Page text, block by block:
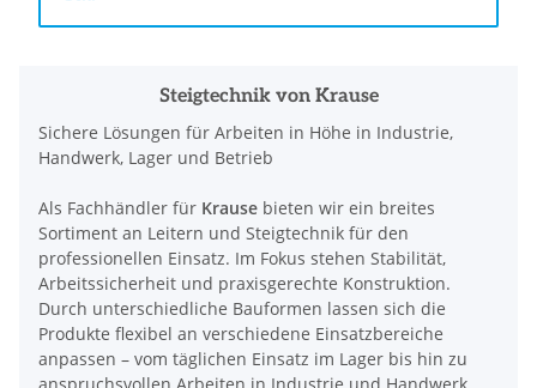
Steigtechnik von Krause
Sichere Lösungen für Arbeiten in Höhe in Industrie,
Handwerk, Lager und Betrieb
Als Fachhändler für Krause bieten wir ein breites
Sortiment an Leitern und Steigtechnik für den
professionellen Einsatz. Im Fokus stehen Stabilität,
Arbeitssicherheit und praxisgerechte Konstruktion.
Durch unterschiedliche Bauformen lassen sich die
Produkte flexibel an verschiedene Einsatzbereiche
anpassen – vom täglichen Einsatz im Lager bis hin zu
anspruchsvollen Arbeiten in Industrie und Handwerk.